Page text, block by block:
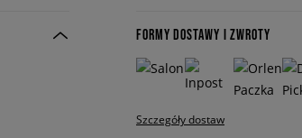
FORMY DOSTAWY I ZWROTY
Szczegóły dostaw